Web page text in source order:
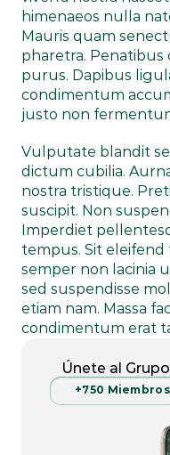
himenaeos nulla
Mauris quam
pharetra.
purus. Dapibus
condimentum
justo non
Vulputate blandit
dictum cubilia.
nostra tristique.
suscipit. Non
Imperdiet
tempus. Sit
semper non lacinia
sed suspendisse
etiam nam. Massa
condimentum erat
Únete al
+750 Miembros